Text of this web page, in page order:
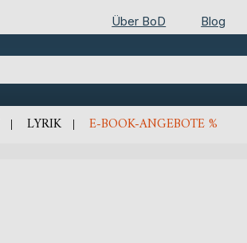
Über BoD Blog
LYRIK E-BOOK-ANGEBOTE %